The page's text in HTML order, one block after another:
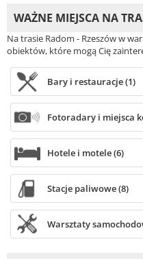
WAŻNE MIEJSCA NA
Na trasie Radom - Rzeszów w
obiektów, które mogą Cię
Bary i restauracje (1)
Fotoradary i miejsca
Hotele i motele (6)
Stacje paliwowe (8)
Warsztaty